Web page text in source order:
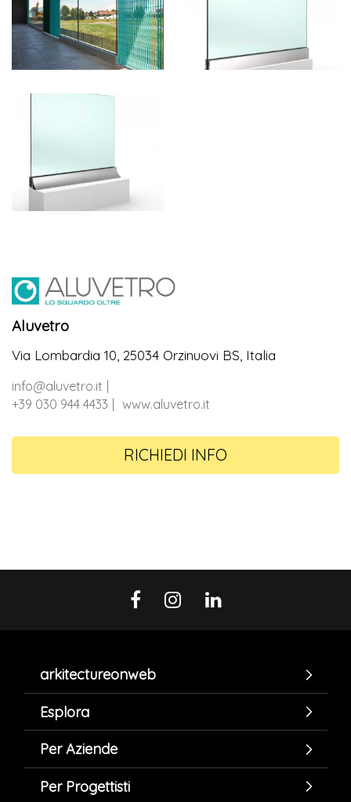
Aluvetro
Via Lombardia 10, 25034 Orzinuovi BS, Italia
info@aluvetro.it
+39 030 944 4433
www.aluvetro.it
RICHIEDI INFO
arkitectureonweb
Esplora
Per Aziende
Per Progettisti